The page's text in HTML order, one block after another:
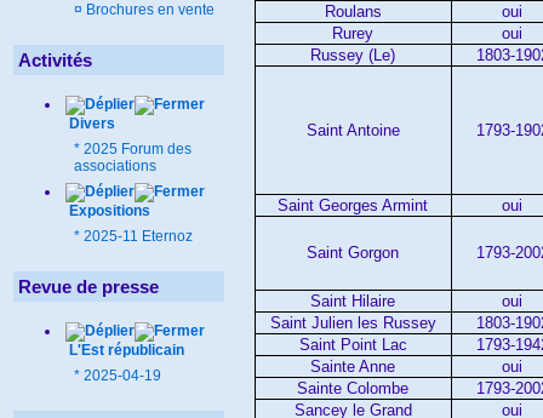
¤ Brochures en vente
Activités
Divers
* 2025 Forum des
associations
Expositions
* 2025-11 Eternoz
Revue de presse
L'Est républicain
* 2025-04-19
Roulans
oui
Rurey
oui
Russey (Le)
1803-
Saint Antoine 1793-
Saint Georges Armint oui
Saint Gorgon 1793-
Saint Hilaire
oui
Saint Julien les Russey
1803-
Saint Point Lac
1793-
Sainte Anne
oui
Sainte Colombe
1793-
Sancey le Grand
oui